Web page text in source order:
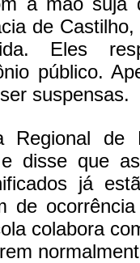
de
Eles
público.
suspensas.
Regional de
disse que
já
de
colabora